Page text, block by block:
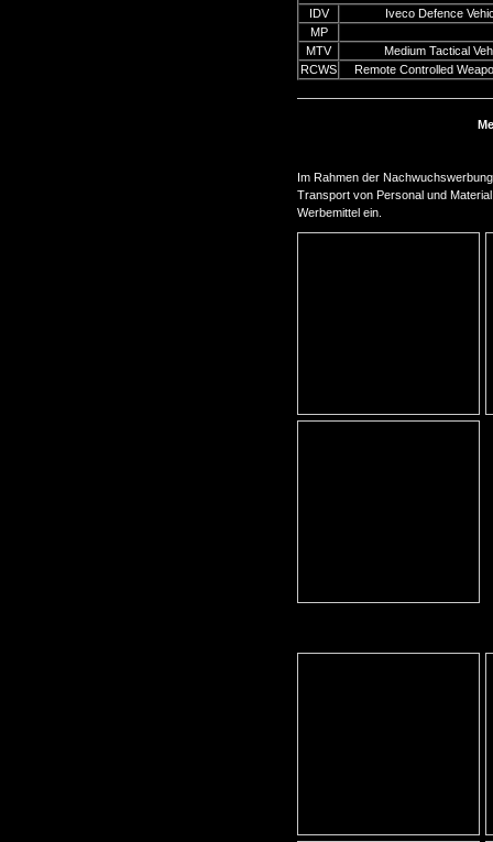
IDV
Iveco Defence
MP
MTV
Medium Tactical
RCWS
Remote Controlled
Im Rahmen der
Transport von Personal und
Werbemittel ein.